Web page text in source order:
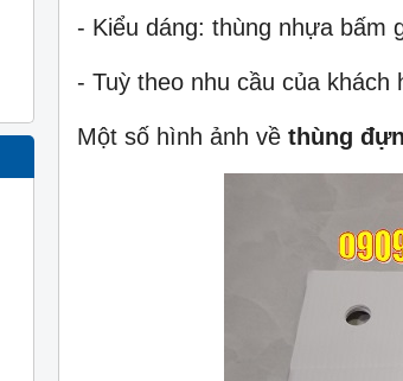
- Kiểu dáng: thùng nhựa bấm
- Tuỳ theo nhu cầu của
Một số hình ảnh về thùng